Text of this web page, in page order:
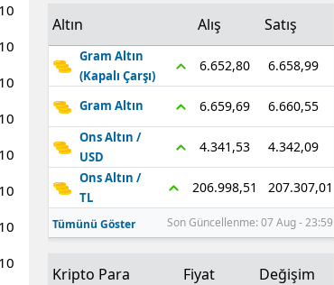
Altın Alış Satış
Gram Altın
(Kapalı Çarşı)
6.652,80 6.658,99
Gram Altın 6.659,69 6.660,55
Ons Altın /
USD
4.341,53 4.342,09
Ons Altın /
TL
206.998,51 207.307,01
Tümünü Göster Son Güncellenme: 07 Aug - 23:59
Kripto Para Fiyat Değişim